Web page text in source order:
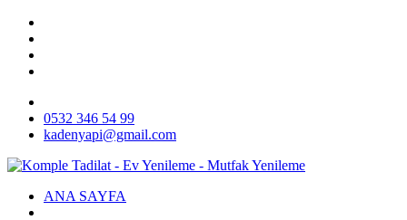
0532 346 54 99
kadenyapi@gmail.com
ANA SAYFA